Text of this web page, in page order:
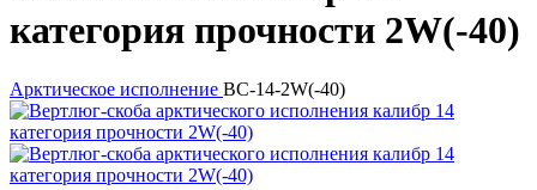
категория прочности 2W(-40)
Арктическое исполнение BC-14-2W(-40)